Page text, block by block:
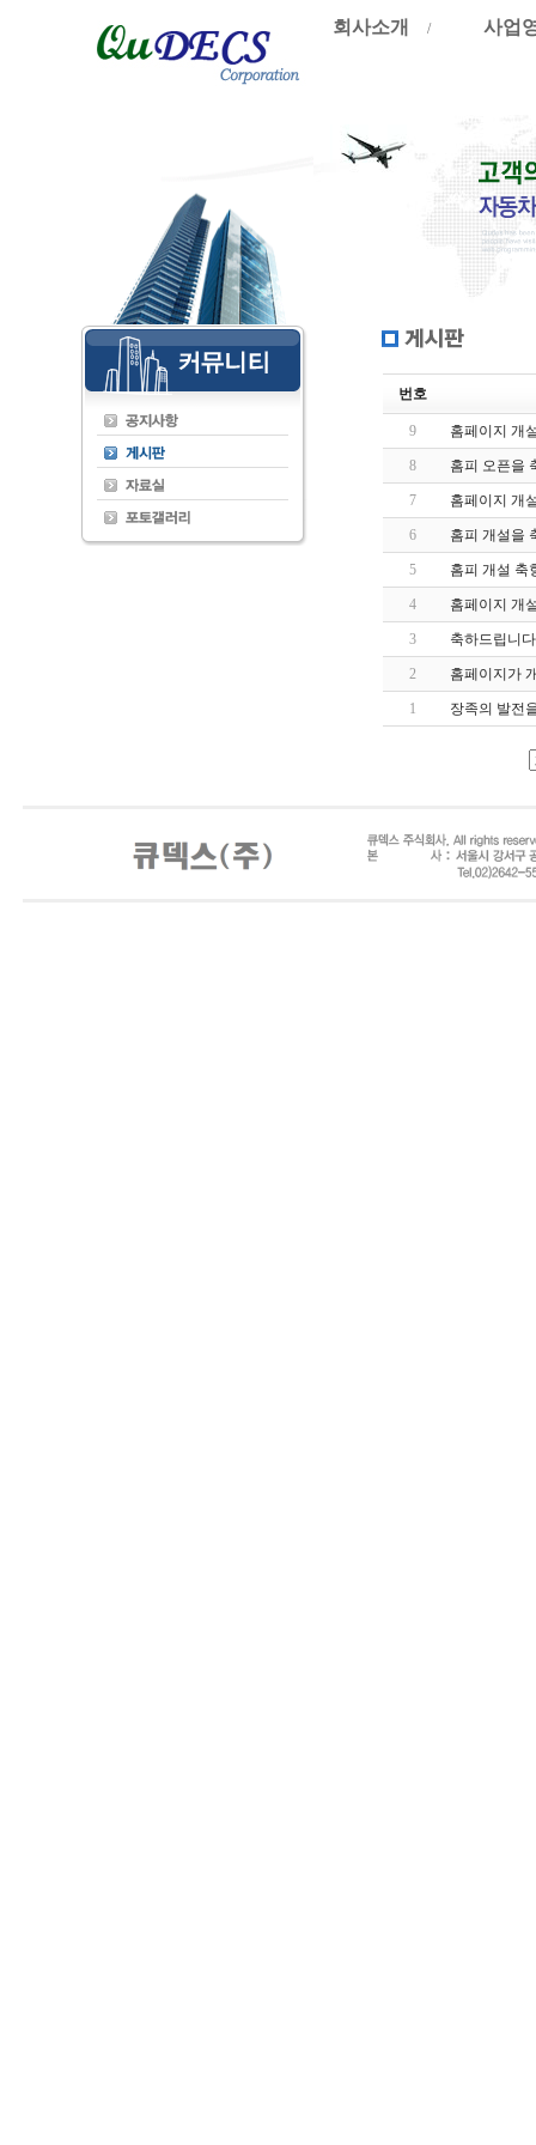
회사소개 / 사업
번호
9 홈페이지 개
8 홈피 오픈을
7 홈페이지 개
6 홈피 개설을
5 홈피 개설 축
4 홈페이지 개
3 축하드립니
2 홈페이지가
1 장족의 발전